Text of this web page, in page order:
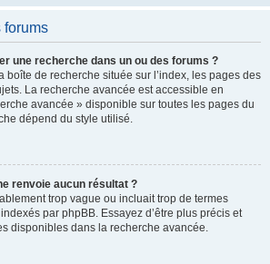
forums
une recherche dans un ou des forums ?
boîte de recherche située sur l’index, les pages des
La recherche avancée est accessible en
avancée » disponible sur toutes les pages du
dépend du style utilisé.
renvoie aucun résultat ?
trop vague ou incluait trop de termes
par phpBB. Essayez d’être plus précis et
disponibles dans la recherche avancée.